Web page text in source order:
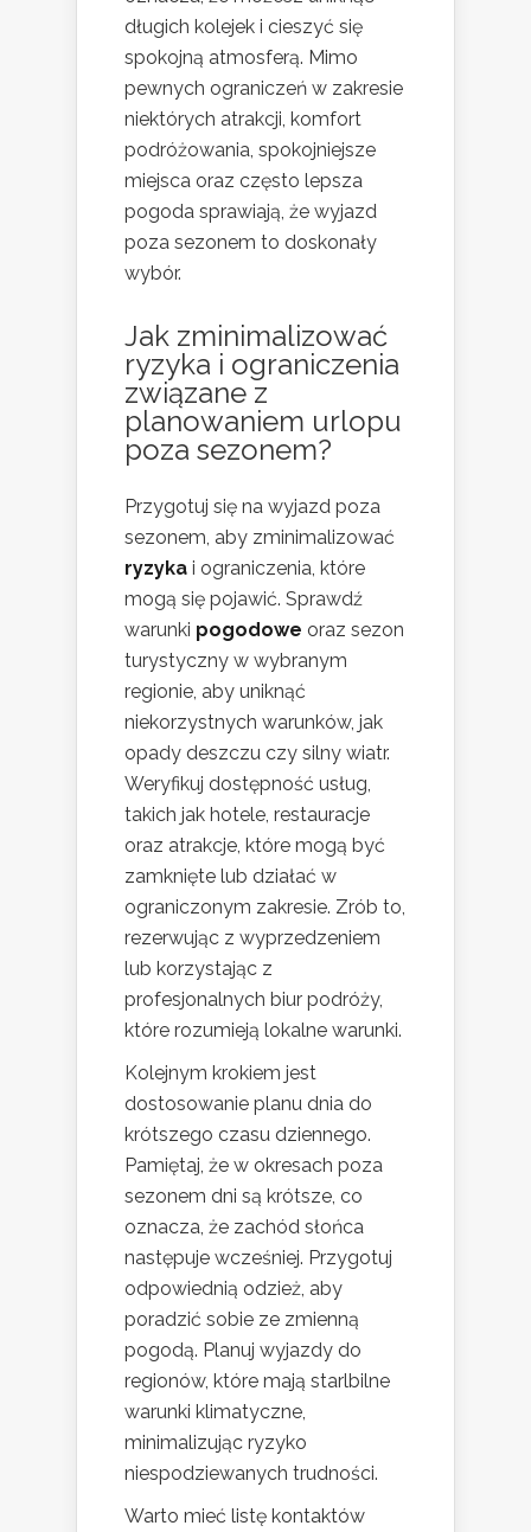
długich kolejek i cieszyć się
spokojną atmosferą. Mimo
pewnych ograniczeń w zakresie
niektórych atrakcji, komfort
podróżowania, spokojniejsze
miejsca oraz często lepsza
pogoda sprawiają, że wyjazd
poza sezonem to doskonały
wybór.
Jak zminimalizować
ryzyka i ograniczenia
związane z
planowaniem urlopu
poza sezonem?
Przygotuj się na wyjazd poza
sezonem, aby zminimalizować
ryzyka i ograniczenia, które
mogą się pojawić. Sprawdź
warunki pogodowe oraz sezon
turystyczny w wybranym
regionie, aby uniknąć
niekorzystnych warunków, jak
opady deszczu czy silny wiatr.
Weryfikuj dostępność usług,
takich jak hotele, restauracje
oraz atrakcje, które mogą być
zamknięte lub działać w
ograniczonym zakresie. Zrób to,
rezerwując z wyprzedzeniem
lub korzystając z
profesjonalnych biur podróży,
które rozumieją lokalne warunki.
Kolejnym krokiem jest
dostosowanie planu dnia do
krótszego czasu dziennego.
Pamiętaj, że w okresach poza
sezonem dni są krótsze, co
oznacza, że zachód słońca
następuje wcześniej. Przygotuj
odpowiednią odzież, aby
poradzić sobie ze zmienną
pogodą. Planuj wyjazdy do
regionów, które mają starlbilne
warunki klimatyczne,
minimalizując ryzyko
niespodziewanych trudności.
Warto mieć listę kontaktów